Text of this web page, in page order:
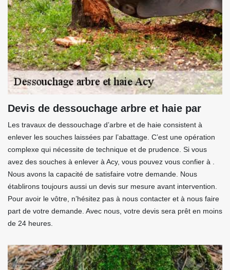
Devis de dessouchage arbre et haie par
Les travaux de dessouchage d’arbre et de haie consistent à
enlever les souches laissées par l’abattage. C’est une opération
complexe qui nécessite de technique et de prudence. Si vous
avez des souches à enlever à Acy, vous pouvez vous confier à .
Nous avons la capacité de satisfaire votre demande. Nous
établirons toujours aussi un devis sur mesure avant intervention.
Pour avoir le vôtre, n’hésitez pas à nous contacter et à nous faire
part de votre demande. Avec nous, votre devis sera prêt en moins
de 24 heures.